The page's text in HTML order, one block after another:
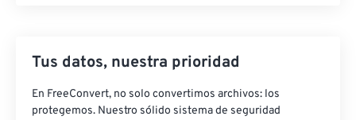
Tus datos, nuestra prioridad
En FreeConvert, no solo convertimos archivos: los
protegemos. Nuestro sólido sistema de seguridad